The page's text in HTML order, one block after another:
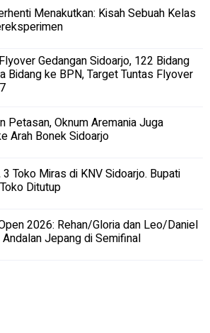
Menakutkan: Kisah Sebuah Kelas
Gedangan Sidoarjo, 122 Bidang
Bidang ke BPN, Target Tuntas Flyover
Petasan, Oknum Aremania Juga
Arah Bonek Sidoarjo
Toko Miras di KNV Sidoarjo. Bupati
Ditutup
2026: Rehan/Gloria dan Leo/Daniel
Andalan Jepang di Semifinal